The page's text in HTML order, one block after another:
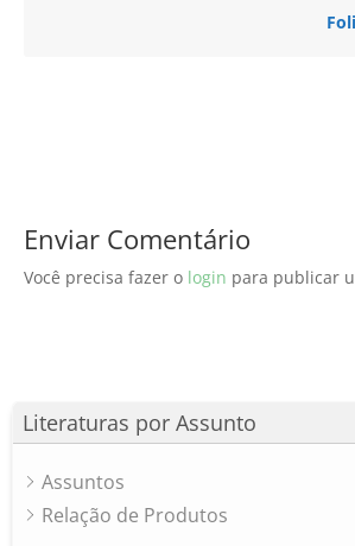
Literaturas por Assunto
Assuntos
Relação de Produtos
Enviar Comentário
Você precisa fazer o login para publicar